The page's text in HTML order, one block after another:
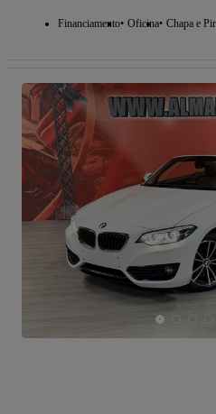
Financiamento Oficina Chapa e